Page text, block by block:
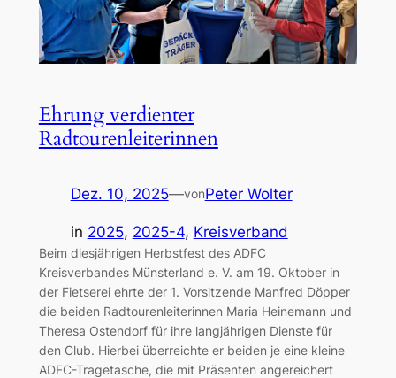
Ehrung verdienter
Radtourenleiterinnen
Dez. 10, 2025—vonPeter Wolter
in 2025, 2025-4, Kreisverband
Beim diesjährigen Herbstfest des ADFC
Kreisverbandes Münsterland e. V. am 19. Oktober in
der Fietserei ehrte der 1. Vorsitzende Manfred Döpper
die beiden Radtourenleiterinnen Maria Heinemann und
Theresa Ostendorf für ihre langjährigen Dienste für
den Club. Hierbei überreichte er beiden je eine kleine
ADFC-Tragetasche, die mit Präsenten angereichert